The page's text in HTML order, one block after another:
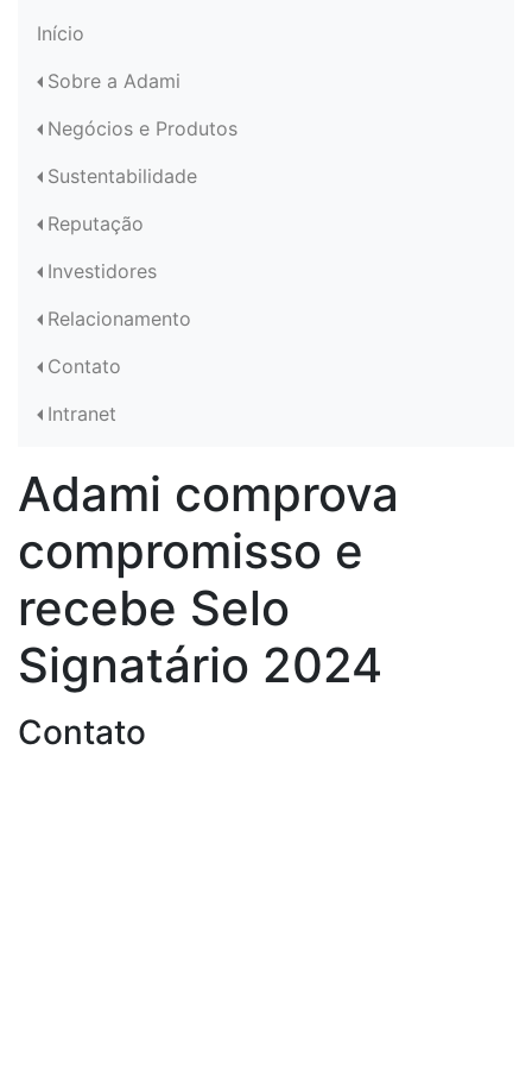
Início
Sobre a Adami
Negócios e Produtos
Sustentabilidade
Reputação
Investidores
Relacionamento
Contato
Intranet
Adami comprova
compromisso e
recebe Selo
Signatário 2024
Contato